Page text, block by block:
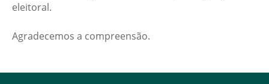
eleitoral.
Agradecemos a compreensão.